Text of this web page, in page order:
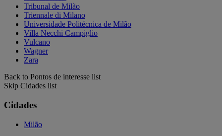
Tribunal de Milão
Triennale di Milano
Universidade Politécnica de Milão
Villa Necchi Campiglio
Vulcano
Wagner
Zara
Back to Pontos de interesse list
Skip Cidades list
Cidades
Milão